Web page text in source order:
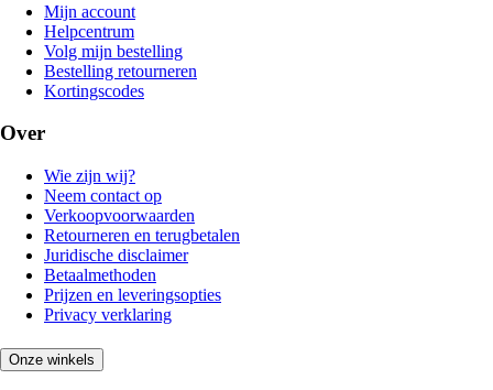
Mijn account
Helpcentrum
Volg mijn bestelling
Bestelling retourneren
Kortingscodes
Over
Wie zijn wij?
Neem contact op
Verkoopvoorwaarden
Retourneren en terugbetalen
Juridische disclaimer
Betaalmethoden
Prijzen en leveringsopties
Privacy verklaring
Onze winkels